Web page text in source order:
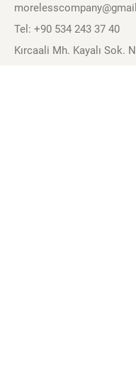
Tel: +90 534 243 37 40
Kırcaali Mh. Kayalı Sok.